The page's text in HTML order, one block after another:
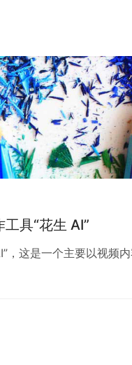
具“花生 AI”
这是一个主要以视频